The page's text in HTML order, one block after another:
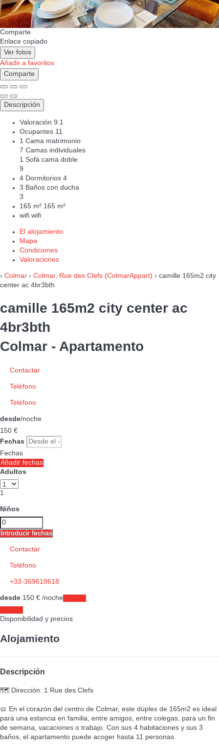
Comparte
Enlace copiado
Ver fotos
Añadir a favoritos
Comparte
Descripción
Valoración 9.1
Ocupantes 11
1 Cama matrimonio
7 Camas individuales
1 Sofá cama doble
9
4 Dormitorios 4
3 Baños con ducha
3
165 m² 165 m²
wifi wifi
El alojamiento
Mapa
Condiciones
Valoraciones
› Colmar › Colmar, Rue des Clefs (ColmarAppart) › camille 165m2 city
center ac 4br3bth
camille 165m2 city center ac
4br3bth
Colmar - Apartamento
Contactar
Teléfono
Teléfono
desde/noche
150 €
Fechas
Fechas
Añadir fechas
Adultos
1
Niños
Introducir fechas
Contactar
Teléfono
+33-369618618
desde 150 € /noche
Disponibilidad y precios
Alojamiento
Descripción
🗺️ Dirección: 1 Rue des Clefs
🥨 En el corazón del centro de Colmar, este dúplex de 165m2 es ideal
para una estancia en familia, entre amigos, entre colegas, para un fin
de semana, vacaciones o trabajo. Con sus 4 habitaciones y sus 3
baños, el apartamento puede acoger hasta 11 personas.